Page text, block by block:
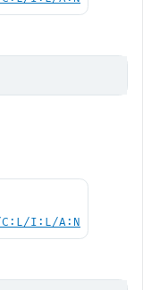
C:L/I:L/A:N